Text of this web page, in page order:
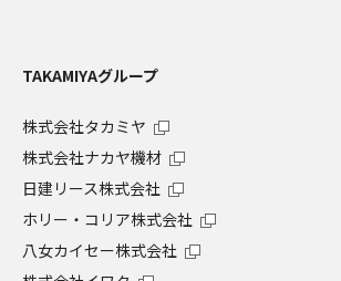
TAKAMIYAグループ
株式会社タカミヤ
株式会社ナカヤ機材
日建リース株式会社
ホリー・コリア株式会社
八女カイセー株式会社